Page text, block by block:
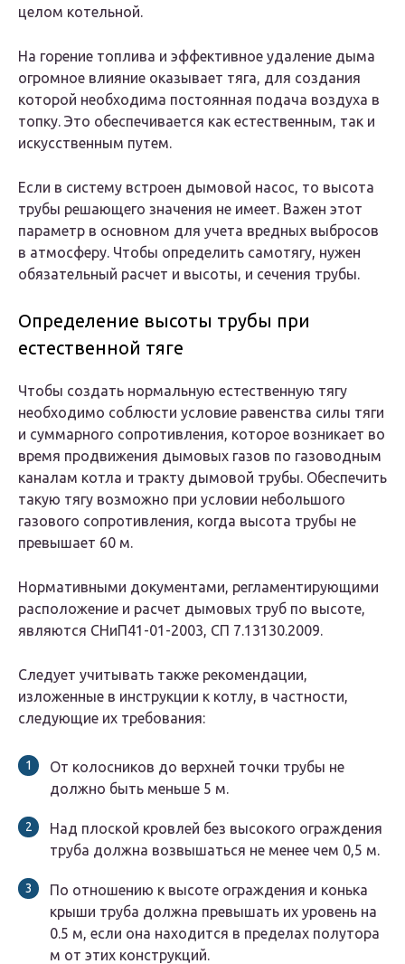
целом котельной.
На горение топлива и эффективное удаление дыма
огромное влияние оказывает тяга, для создания
которой необходима постоянная подача воздуха в
топку. Это обеспечивается как естественным, так и
искусственным путем.
Если в систему встроен дымовой насос, то высота
трубы решающего значения не имеет. Важен этот
параметр в основном для учета вредных выбросов
в атмосферу. Чтобы определить самотягу, нужен
обязательный расчет и высоты, и сечения трубы.
Определение высоты трубы при
естественной тяге
Чтобы создать нормальную естественную тягу
необходимо соблюсти условие равенства силы тяги
и суммарного сопротивления, которое возникает во
время продвижения дымовых газов по газоводным
каналам котла и тракту дымовой трубы. Обеспечить
такую тягу возможно при условии небольшого
газового сопротивления, когда высота трубы не
превышает 60 м.
Нормативными документами, регламентирующими
расположение и расчет дымовых труб по высоте,
являются СНиП41-01-2003, СП 7.13130.2009.
Следует учитывать также рекомендации,
изложенные в инструкции к котлу, в частности,
следующие их требования:
От колосников до верхней точки трубы не
должно быть меньше 5 м.
Над плоской кровлей без высокого ограждения
труба должна возвышаться не менее чем 0,5 м.
По отношению к высоте ограждения и конька
крыши труба должна превышать их уровень на
0.5 м, если она находится в пределах полутора
м от этих конструкций.